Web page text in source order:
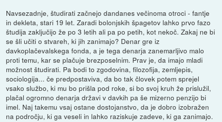
Navsezadnje, študirati začnejo dandanes večinoma otroci - fantje
in dekleta, stari 19 let. Zaradi bolonjskih špagetov lahko prvo fazo
študija zaključijo že po 3 letih ali pa po petih, kot nekoč. Zakaj ne bi
se šli učiti o stvareh, ki jih zanimajo? Denar gre iz
davkoplačevalskega fonda, a je tega denarja zanemarljivo malo
proti temu, kar se plačuje brezposelnim. Prav je, da imajo mladi
možnost študirati. Pa bodi to zgodovina, filozofija, zemljepis,
sociologija... če predpostaviva, da bo tak človek potem sprejel
vsako službo, ki mu bo prišla pod roke, si bo svoj kruh že prislužil,
plačal ogromno denarja državi v davkih pa še mizerno penzijo bi
imel. Naj takemu vsaj ostane dostojanstvo, da je dobro izobražen
na področju, ki ga veseli in lahko raziskuje zadeve, ki ga zanimajo.